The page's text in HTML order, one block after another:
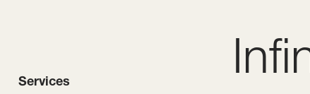
Services